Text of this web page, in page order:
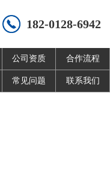
182-0128-6942
公司资质 合作流程
常见问题 联系我们